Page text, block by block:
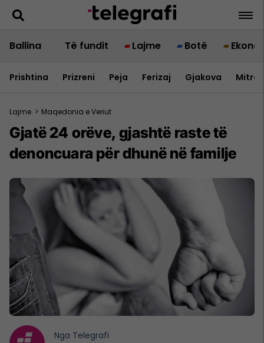
Ballina Të fundit Lajme Botë
Prishtina Prizreni Peja Ferizaj Gjakova
Lajme > Maqedonia e Veriut
Gjatë 24 orëve, gjashtë raste të
denoncuara për dhunë në familje
Nga Telegrafi